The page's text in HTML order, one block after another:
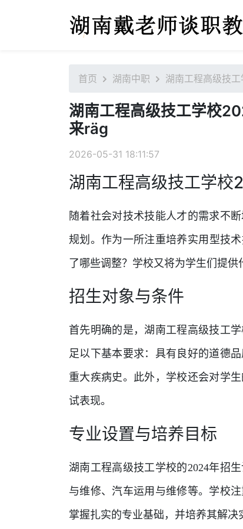
首页 湖南中职 湖南工程高级技
湖南工程高级技工学校
来räg
2026-05-31 18:11:57
湖南工程高级技工学
随着社会对技术技能人才的需求不
规划。作为一所注重培养实用型技
了哪些调整？学校又将为学生们提
招生对象与条件
首先明确的是，湖南工程高级技工
足以下基本要求：具有良好的道德
重大疾病史。此外，学校还会对学
试表现。
专业设置与培养目标
湖南工程高级技工学校的2024年招
与维修、汽车运用与维修等。学校
掌握扎实的专业基础，并培养其解决